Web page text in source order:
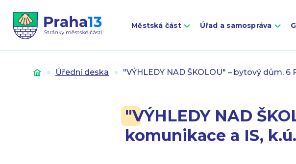
Městská část Úřad a samospráva
Úvod Úřední deska "VÝHLEDY NAD ŠKOLOU" – bytový dům, 6
"VÝHLEDY NAD
komunikace a IS,